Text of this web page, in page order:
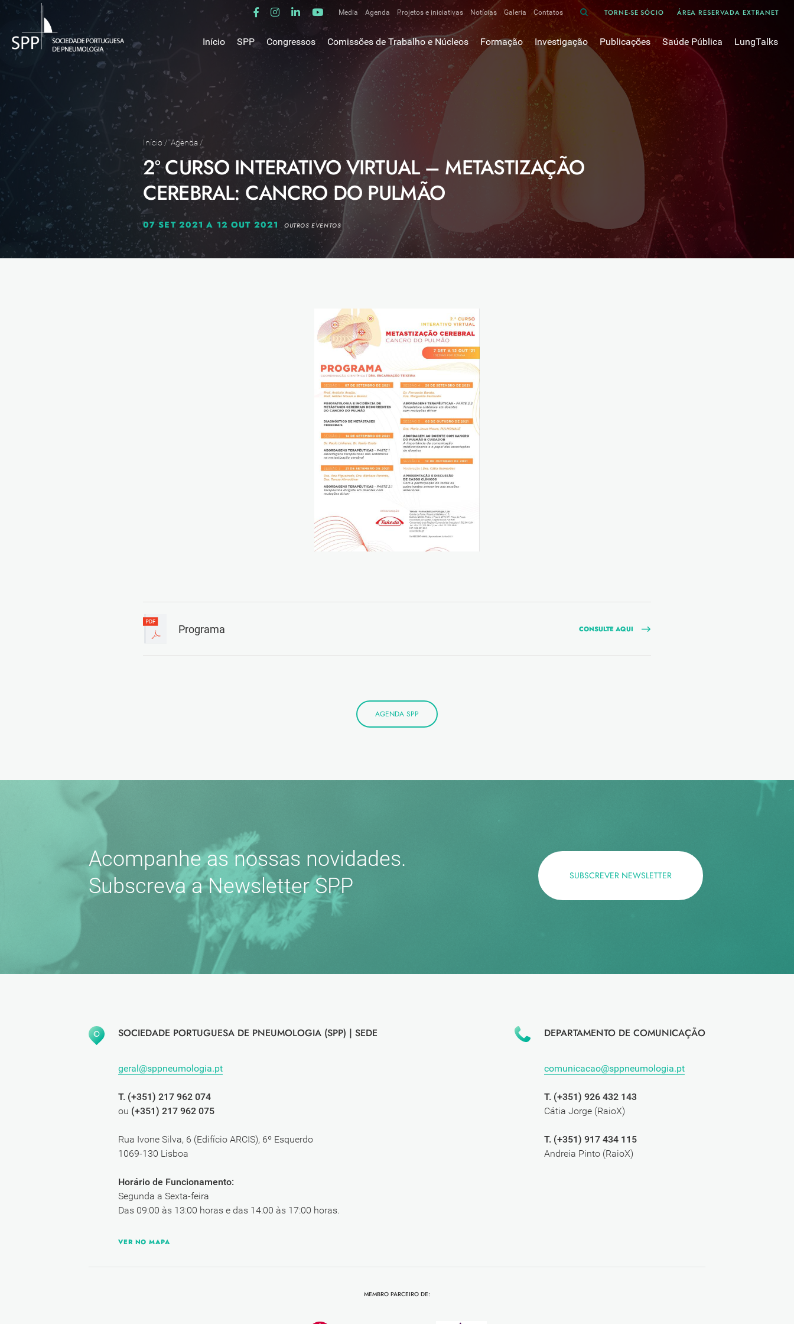
Media
Comunicados de imprensa
Clipping
Agenda Projetos e iniciativas Notícias Galeria Contatos TORNE-SE SÓCIO ÁREA RESERVADA EXTRANET
Início SPP
Mensagem do Presidente
Estrutura
Estatutos
Núcleo Museológico
Parceiros
Como tornar-se sócio
Medalhas de ouro SPP
Congressos Comissões de Trabalho e Núcleos
Comissões de trabalho
Alergologia Respiratória
Bronquiectasias
Cirurgia Torácica
Doente Crítico Respiratório
Doenças Ocupacionais e do Ambiente
Doenças Vasculares Pulmonares
Fisiopatologia Respiratória e DPOC
Infecciologia Respiratória
Patologia Respiratória do Sono
Pneumologia Oncológica
Tuberculose
Ventilação Domiciliária
Núcleos e Grupo de Estudos
Núcleo de Cardiopneumologistas
Núcleo de Enfermeiros
Núcleo de Fisioterapeutas Respiratórios
Núcleo Jovens Pneumologistas
Grupo de Estudos Défice de Alfa-1 Antitripsina
Núcleo de Estudo de Fibrose Quística
Formação
Escola da Ciência
Hot Topics em Pneumologia
Fórum das Comissões de Trabalho
Outros cursos
Investigação
Bases de dados
Prémios e Bolsas
Projectos de Investigação
Publicações
Divulgação
Oxigénio
Revistas Científicas
Pulmonology
Pesquisa Bibliográfica
Revistas Médicas
Revisões, Recomendações e Tomadas de Posição
50 anos Sociedade Portuguesa de Pneumologia
Livros Publicados
Saúde Pública
Cancro do pulmão
Cuidados Respiratórios Domiciliários
Dispositivos Inalatórios
DPOC
Tabagismo
Tuberculose
LungTalks
Início /Agenda /
2º CURSO INTERATIVO VIRTUAL – METASTIZAÇÃO
CEREBRAL: CANCRO DO PULMÃO
07 SET 2021 A 12 OUT 2021 OUTROS EVENTOS
Programa CONSULTE AQUI
AGENDA SPP
Acompanhe as nossas novidades.
Subscreva a Newsletter SPP
SUBSCREVER NEWSLETTER
SOCIEDADE PORTUGUESA DE PNEUMOLOGIA (SPP) | SEDE
geral@sppneumologia.pt
T. (+351) 217 962 074
ou (+351) 217 962 075
Rua Ivone Silva, 6 (Edifício ARCIS), 6º Esquerdo
1069-130 Lisboa
Horário de Funcionamento:
Segunda a Sexta-feira
Das 09:00 às 13:00 horas e das 14:00 às 17:00 horas.
VER NO MAPA
DEPARTAMENTO DE COMUNICAÇÃO
comunicacao@sppneumologia.pt
T. (+351) 926 432 143
Cátia Jorge (RaioX)
T. (+351) 917 434 115
Andreia Pinto (RaioX)
MEMBRO PARCEIRO DE: